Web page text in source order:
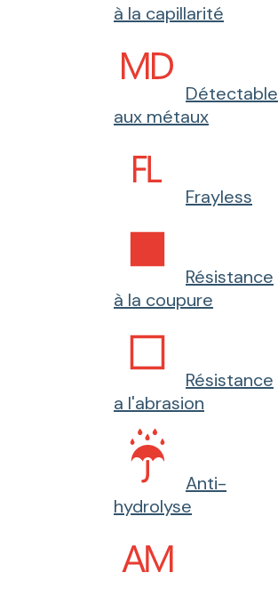
à la capillarité
Détectable
aux métaux
Frayless
Résistance
à la coupure
Résistance
a l'abrasion
Anti-
hydrolyse